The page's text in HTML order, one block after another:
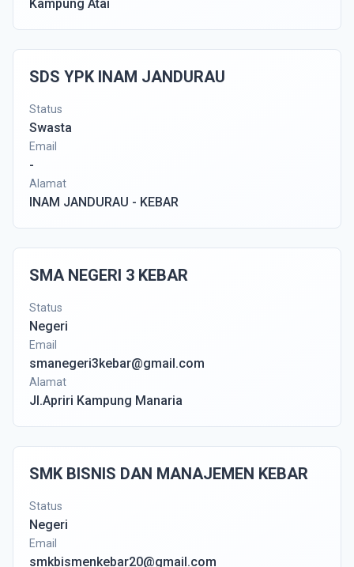
Kampung Atai
SDS YPK INAM JANDURAU
Status
Swasta
Email
-
Alamat
INAM JANDURAU - KEBAR
SMA NEGERI 3 KEBAR
Status
Negeri
Email
smanegeri3kebar@gmail.com
Alamat
Jl.Apriri Kampung Manaria
SMK BISNIS DAN MANAJEMEN KEBAR
Status
Negeri
Email
smkbismenkebar20@gmail.com